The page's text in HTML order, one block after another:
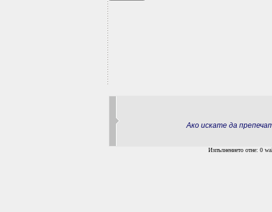
Ако искате да
Изпълнението отне: 0